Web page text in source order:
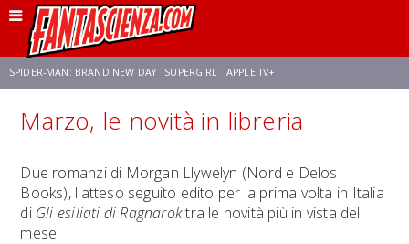
SPIDER-MAN: BRAND NEW DAY SUPERGIRL APPLE TV+
FRANCO RICCIARDIELLO ZENDAYA STAR TREK AVENGERS: DOOMSDAY
NETFLIX SADIE SINK STAR TREK: STRANGE NEW WORLDS
Marzo, le novità in libreria
Due romanzi di Morgan Llywelyn (Nord e Delos
Books), l'atteso seguito edito per la prima volta in Italia
di Gli esiliati di Ragnaroktra le novità più in vista del
mese